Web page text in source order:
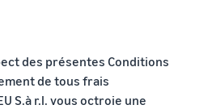
des présentes Conditions
de tous frais
S.à r.l. vous octroie une